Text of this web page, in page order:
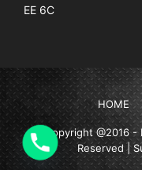
EE 6C
HOME
Copyright @2016 -
Reserved |